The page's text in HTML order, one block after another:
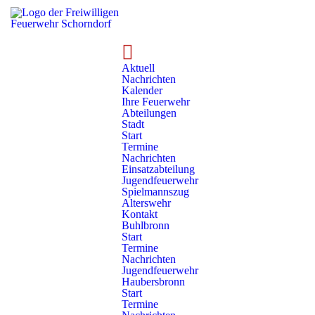
Aktuell
Nachrichten
Kalender
Ihre Feuerwehr
Abteilungen
Stadt
Start
Termine
Nachrichten
Einsatzabteilung
Jugendfeuerwehr
Spielmannszug
Alterswehr
Kontakt
Buhlbronn
Start
Termine
Nachrichten
Jugendfeuerwehr
Haubersbronn
Start
Termine
Nachrichten
Hauptversammlung Schlichten
Am 31.01.2025 fand die Hauptversammlung der Freiwilligen
Feuerwehr Schorndorf Abteilung Schlichten statt. Neben den
Angehörigen Kameradinnen und Kameraden der
Feuerwehrabteilung Schlichten konnten Ortsvorsteher Achim
Lüttkemöller, konnten zahlreiche Ehrengäste der BOS-
Organisationen begrüßt werden.
Montag, 24. Februar 2025